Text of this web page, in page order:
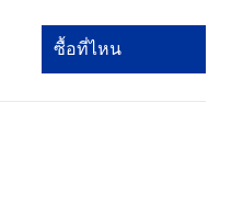
ซื้อที่ไหน